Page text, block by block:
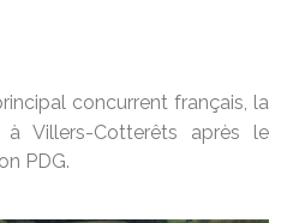
concurrent français, la
à Villers-Cotterêts après le
PDG.